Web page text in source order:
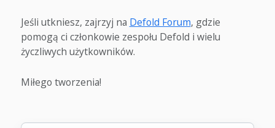
Jeśli utkniesz, zajrzyj na Defold Forum, gdzie
pomogą ci członkowie zespołu Defold i wielu
życzliwych użytkowników.
Miłego tworzenia!